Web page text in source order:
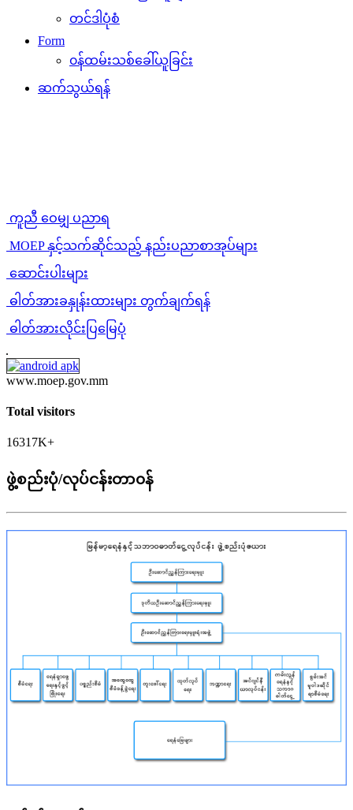
တင်ဒါပုံစံ
Form
၀န်ထမ်းသစ်ခေါ်ယူခြင်း
ဆက်သွယ်ရန်
ကူညီ ဝေမျှ ပညာရ
MOEP နှင့်သက်ဆိုင်သည့် နည်းပညာစာအုပ်များ
ဆောင်းပါးများ
ဓါတ်အားခနှုန်းထားများ တွက်ချက်ရန်
ဓါတ်အားလိုင်းပြမြေပုံ
www.moep.gov.mm
Total visitors
16317K+
ဖွဲ့စည်းပုံ/လုပ်ငန်းတာ၀န်